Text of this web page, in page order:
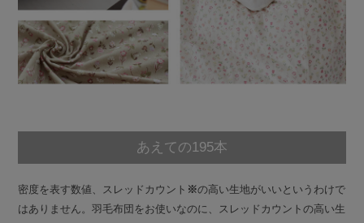
あえての195本
密度を表す数値、スレッドカウント ※の高い生地がいいというわけで
はありません。羽毛布団をお使いなのに、スレッドカウントの高い生